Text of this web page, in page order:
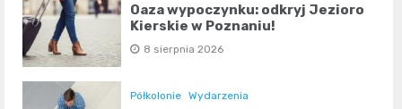
Oaza wypoczynku: odkryj Jezioro
Kierskie w Poznaniu!
8 sierpnia 2026
Półkolonie Wydarzenia